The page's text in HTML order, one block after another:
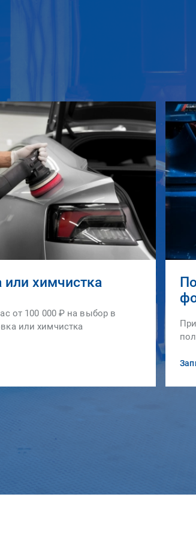
или химчистка
от 100 000 ₽ на выбор в
или химчистка